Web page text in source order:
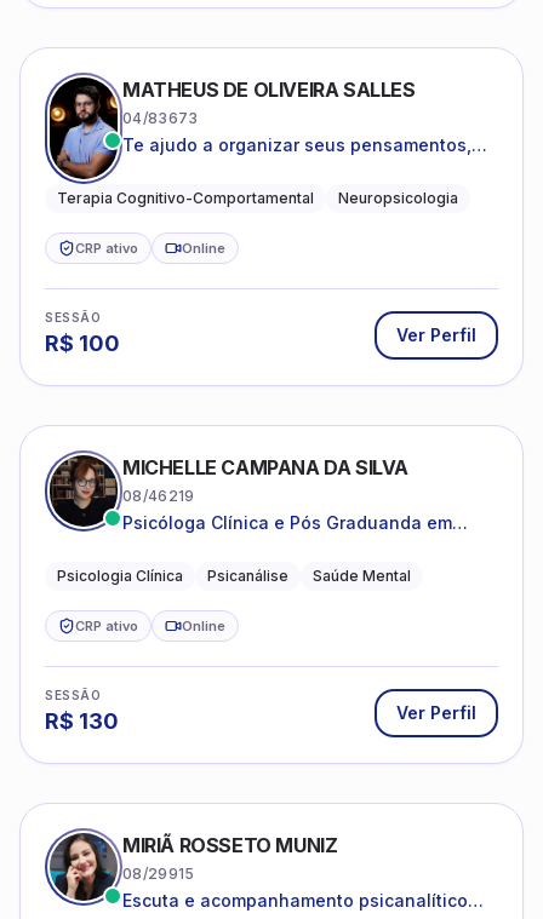
MATHEUS DE OLIVEIRA SALLES
04/83673
Te ajudo a organizar seus pensamentos,
clareza e sentido, com uma terapia
Terapia Cognitivo-Comportamental Neuropsicologia
CRP ativo Online
SESSÃO
R$ 100 Ver Perfil
MICHELLE CAMPANA DA SILVA
08/46219
Psicóloga Clínica e Pós Graduanda em
Psicologia Clínica Psicanálise Saúde Mental
CRP ativo Online
SESSÃO
R$ 130 Ver Perfil
MIRIÃ ROSSETO MUNIZ
08/29915
Escuta e acompanhamento psicanalítico